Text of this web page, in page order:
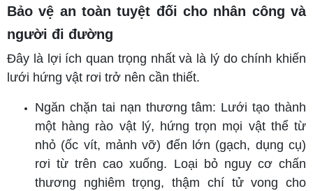
Bảo vệ an toàn tuyệt đối cho nhân công và
người đi đường
Đây là lợi ích quan trọng nhất và là lý do chính khiến
lưới hứng vật rơi trở nên cần thiết.
Ngăn chặn tai nạn thương tâm: Lưới tạo thành
một hàng rào vật lý, hứng trọn mọi vật thể từ
nhỏ (ốc vít, mảnh vỡ) đến lớn (gạch, dụng cụ)
rơi từ trên cao xuống. Loại bỏ nguy cơ chấn
thương nghiêm trọng, thậm chí tử vong cho